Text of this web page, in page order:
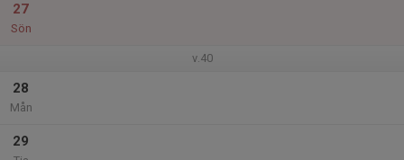
27
Sön
v.40
28
Mån
29